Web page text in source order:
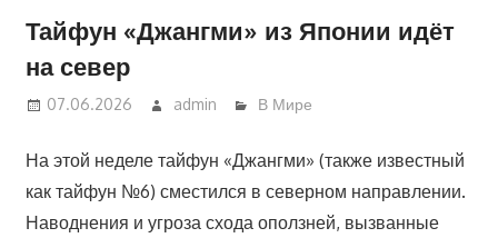
Тайфун «Джангми» из Японии идёт
на север
07.06.2026 admin В Мире
На этой неделе тайфун «Джангми» (также известный
как тайфун №6) сместился в северном направлении.
Наводнения и угроза схода оползней, вызванные